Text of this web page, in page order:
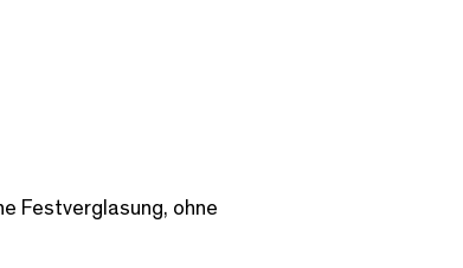
Festverglasung, ohne